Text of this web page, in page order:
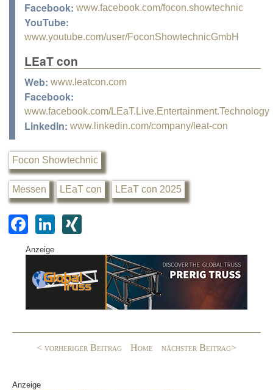
Facebook: www.facebook.com/focon.showtechnic
YouTube:
www.youtube.com/user/FoconShowtechnicGmbH
LEaT con
Web: www.leatcon.com
Facebook:
www.facebook.com/LEaT.Live.Entertainment.Technology
LinkedIn: www.linkedin.com/company/leat-con
Focon Showtechnic
Messen LEaT con LEaT con 2025
F
a
c
e
o
Li
k
e
G
Anzeige
< vorheriger Beitrag Home nächster Beitrag>
Anzeige